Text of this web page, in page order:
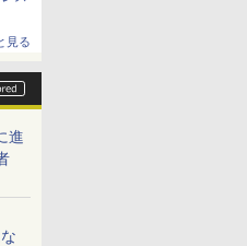
見る
進